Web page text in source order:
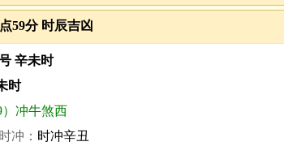
59分 时辰吉凶
辛未时
时
）冲牛煞西
时冲： 时冲辛丑